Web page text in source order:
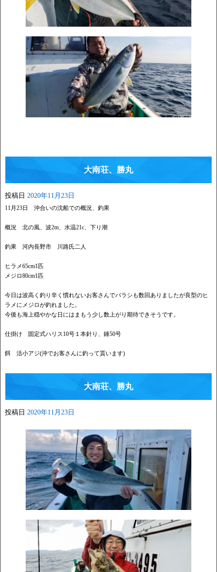
大南荘、勝丸
投稿日 2020年11月23日
11月23日 沖合いの沈船での概況、釣果
概況 北の風、波2m、水温21c、下り潮
釣果 河内長野市 川路氏二人
ヒラメ65cm1匹
メジロ80cm1匹
今日は波高く釣り辛く慣れないお客さんでバラシも数回ありましたが良型のヒ
ラメにメジロが釣れました。
今後も海上穏やかな日にはまもう少し数上がり期待できそうです。
仕掛け 固定式ハリス10号１本針り、錘50号
餌 活小アジ(沖でお客さんに釣って貰います)
大南荘、勝丸
投稿日 2020年11月23日